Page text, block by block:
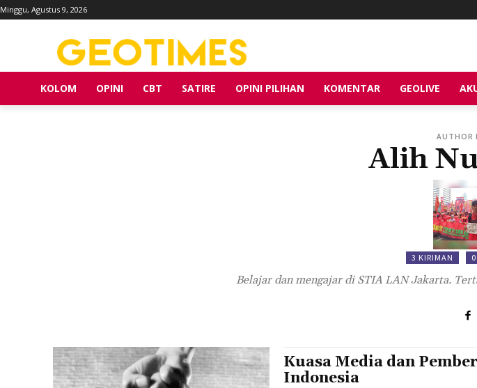
Minggu, Agustus 9, 2026
KOLOM OPINI CBT SATIRE OPINI PILIHAN KOMENTAR GEOLIVE
AUTHOR
Alih
3 KIRIMAN
Belajar dan mengajar di STIA LAN Jakarta.
Kuasa Media dan
Indonesia